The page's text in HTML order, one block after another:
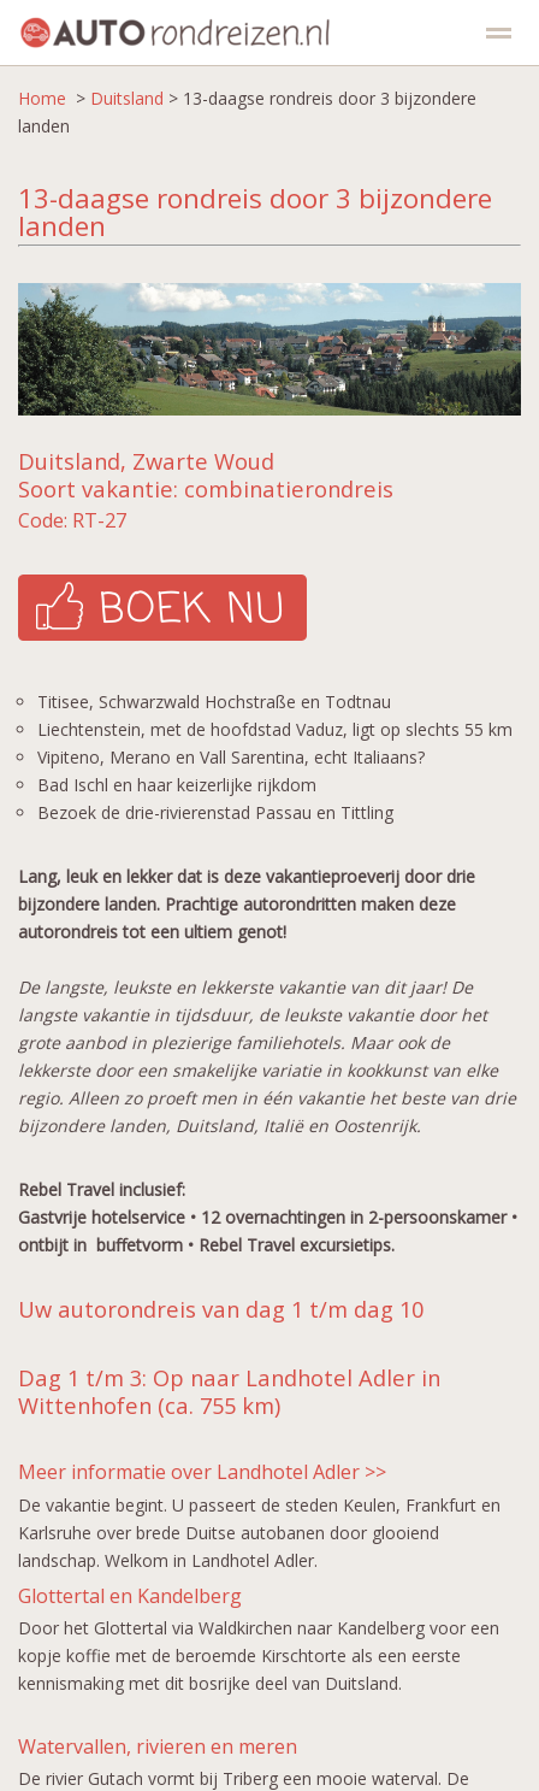
Kies een vakantie Kies een land Top 5 Aanbiedingen
Home Zoeken Contact Facebook
Home > Duitsland > 13-daagse rondreis door 3 bijzondere
landen
13-daagse rondreis door 3 bijzondere
landen
Duitsland, Zwarte Woud
Soort vakantie: combinatierondreis
Code: RT-27
Titisee, Schwarzwald Hochstraße en Todtnau
Liechtenstein, met de hoofdstad Vaduz, ligt op slechts 55 km
Vipiteno, Merano en Vall Sarentina, echt Italiaans?
Bad Ischl en haar keizerlijke rijkdom
Bezoek de drie-rivierenstad Passau en Tittling
Lang, leuk en lekker dat is deze vakantieproeverij door drie
bijzondere landen. Prachtige autorondritten maken deze
autorondreis tot een ultiem genot!
De langste, leukste en lekkerste vakantie van dit jaar! De
langste vakantie in tijdsduur, de leukste vakantie door het
grote aanbod in plezierige familiehotels. Maar ook de
lekkerste door een smakelijke variatie in kookkunst van elke
regio. Alleen zo proeft men in één vakantie het beste van drie
bijzondere landen, Duitsland, Italië en Oostenrijk.
Rebel Travel inclusief:
Gastvrije hotelservice • 12overnachtingen in 2-persoonskamer •
ontbijt in buffetvorm • Rebel Travel excursietips.
Uw autorondreis van dag 1 t/m dag 10
Dag 1 t/m 3: Op naar Landhotel Adler in
Wittenhofen (ca. 755 km)
Meer informatie over Landhotel Adler >>
De vakantie begint. U passeert de steden Keulen, Frankfurt en
Karlsruhe over brede Duitse autobanen door glooiend
landschap. Welkom in Landhotel Adler.
Glottertal en Kandelberg
Door het Glottertal via Waldkirchen naar Kandelberg voor een
kopje koffie met de beroemde Kirschtorte als een eerste
kennismaking met dit bosrijke deel van Duitsland.
Watervallen, rivieren en meren
De rivier Gutach vormt bij Triberg een mooie waterval. De